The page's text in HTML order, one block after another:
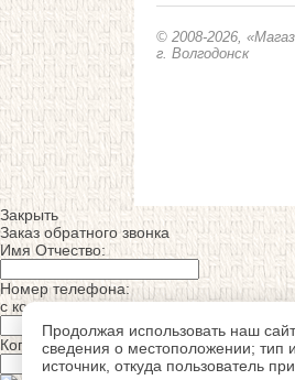
© 2008-2026,
г. Волгодонск
Продолжая использовать наш
сведения о местоположении; тип
источник, откуда пользователь
Закрыть
Заказ обратного звонка
Имя Отчество:
Номер телефона:
с кодом города
Когда позвонить?